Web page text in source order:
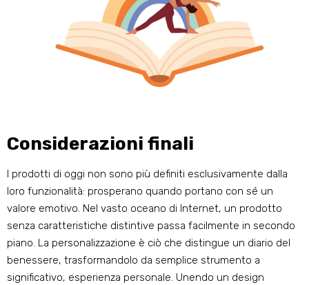
Considerazioni finali
I prodotti di oggi non sono più definiti esclusivamente dalla
loro funzionalità: prosperano quando portano con sé un
valore emotivo. Nel vasto oceano di Internet, un prodotto
senza caratteristiche distintive passa facilmente in secondo
piano. La personalizzazione è ciò che distingue un diario del
benessere, trasformandolo da semplice strumento a
significativo, esperienza personale. Unendo un design